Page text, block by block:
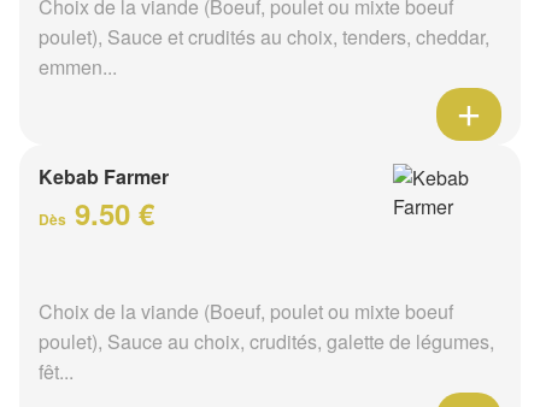
Choix de la viande (Boeuf, poulet ou mixte boeuf
poulet), Sauce et crudités au choix, tenders, cheddar,
emmen...
Kebab Farmer
Dès 9.50 €
Choix de la viande (Boeuf, poulet ou mixte boeuf
poulet), Sauce au choix, crudités, galette de légumes,
fêt...